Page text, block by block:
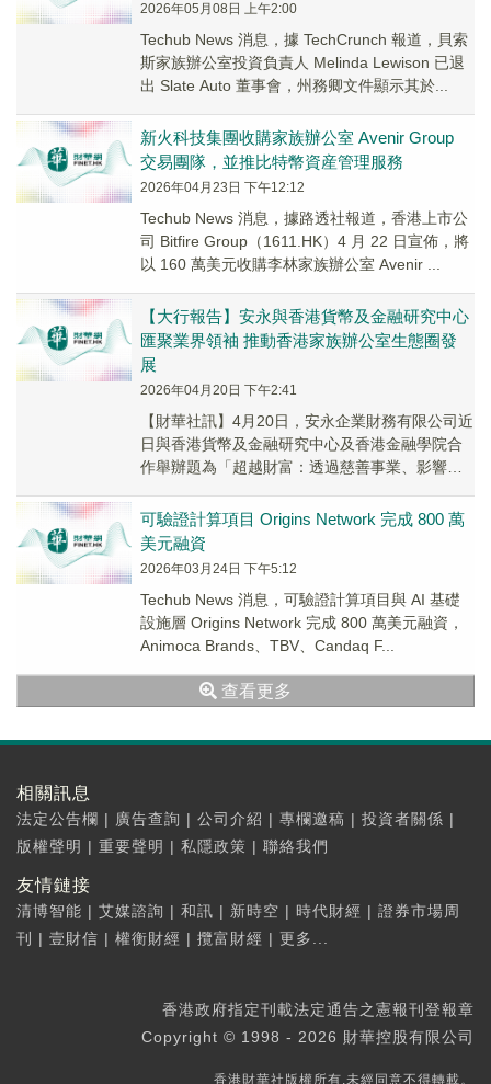
2026年05月08日 上午2:00
Techub News 消息，據 TechCrunch 報道，貝索
斯家族辦公室投資負責人 Melinda Lewison 已退
出 Slate Auto 董事會，州務卿文件顯示其於...
新火科技集團收購家族辦公室 Avenir Group
交易團隊，並推比特幣資産管理服務
2026年04月23日 下午12:12
Techub News 消息，據路透社報道，香港上市公
司 Bitfire Group（1611.HK）4 月 22 日宣佈，將
以 160 萬美元收購李林家族辦公室 Avenir ...
【大行報告】安永與香港貨幣及金融研究中心
匯聚業界領袖 推動香港家族辦公室生態圈發
展
2026年04月20日 下午2:41
【財華社訊】4月20日，安永企業財務有限公司近
日與香港貨幣及金融研究中心及香港金融學院合
作舉辦題為「超越財富：透過慈善事業、影響力
展」的行...
可驗證計算項目 Origins Network 完成 800 萬
美元融資
2026年03月24日 下午5:12
Techub News 消息，可驗證計算項目與 AI 基礎
設施層 Origins Network 完成 800 萬美元融資，
Animoca Brands、TBV、Candaq F...
查看更多
相關訊息
法定公告欄 | 廣告查詢 | 公司介紹 | 專欄邀稿 | 投資者關係 |
版權聲明 | 重要聲明 | 私隱政策 | 聯絡我們
友情鏈接
清博智能 | 艾媒諮詢 | 和訊 | 新時空 | 時代財經 | 證券市場周
刊
| 壹財信 | 權衡財經 | 攬富財經 | 更多...
香港政府指定刊載法定通告之憲報刊登報章
Copyright © 1998 - 2026 財華控股有限公司
香港財華社版權所有,未經同意不得轉載。